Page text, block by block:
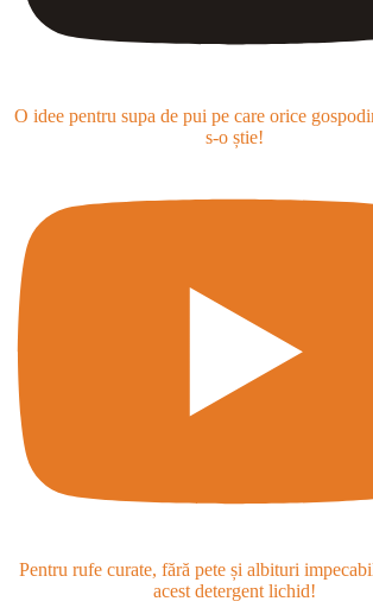
O idee pentru supa de pui pe care orice
s-o știe!
Pentru rufe curate, fără pete și albituri
acest detergent lichid!